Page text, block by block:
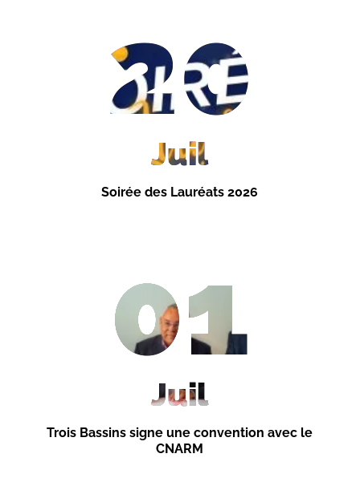
Soirée des Lauréats 2026
20
Juil
Trois Bassins signe une convention avec le
CNARM
01
Juil